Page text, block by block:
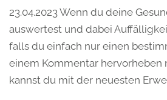
23.04.2023 Wenn du deine
auswertest und dabei
falls du einfach nur einen
einem Kommentar hervorheben
kannst du mit der neuesten